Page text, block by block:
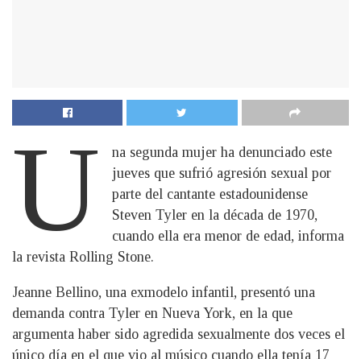
U
na segunda mujer ha denunciado este
jueves que sufrió agresión sexual por
parte del cantante estadounidense
Steven Tyler en la década de 1970,
cuando ella era menor de edad, informa
la revista Rolling Stone.
Jeanne Bellino, una exmodelo infantil, presentó una
demanda contra Tyler en Nueva York, en la que
argumenta haber sido agredida sexualmente dos veces el
único día en el que vio al músico cuando ella tenía 17